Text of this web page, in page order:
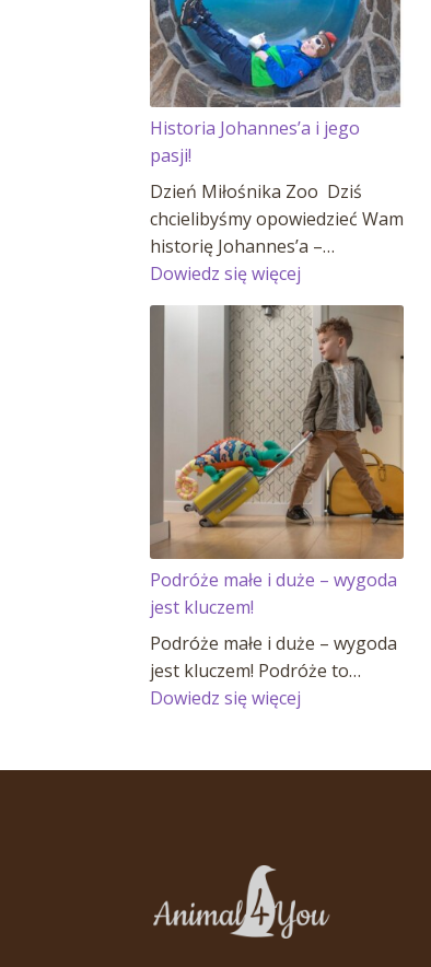
Historia Johannes’a i jego
pasji!
Dzień Miłośnika Zoo Dziś
chcielibyśmy opowiedzieć Wam
historię Johannes’a –…
Dowiedz się więcej:
Historia
Johannes’a
i
jego
pasji!
Podróże małe i duże – wygoda
jest kluczem!
Podróże małe i duże – wygoda
jest kluczem! Podróże to…
Dowiedz się więcej:
kluczem!